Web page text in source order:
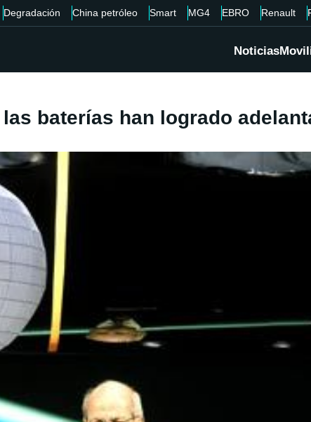
Degradación China petróleo Smart MG4 EBRO Renault
Noticias
baterías han logrado